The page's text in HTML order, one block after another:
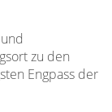
zu den
Engpass der